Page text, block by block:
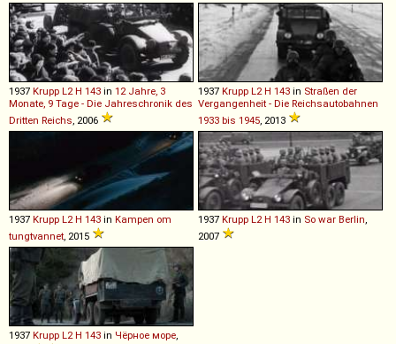
1937 Krupp L2 H 143 in 12 Jahre, 3
Monate, 9 Tage - Die Jahreschronik des
Dritten Reichs, 2006
1937 Krupp L2 H 143 in Straßen der
Vergangenheit - Die Reichsautobahnen
1933 bis 1945, 2013
1937 Krupp L2 H 143 in Kampen om
tungtvannet, 2015
1937 Krupp L2 H 143 in So war Berlin,
2007
1937 Krupp L2 H 143 in Чёрное море,